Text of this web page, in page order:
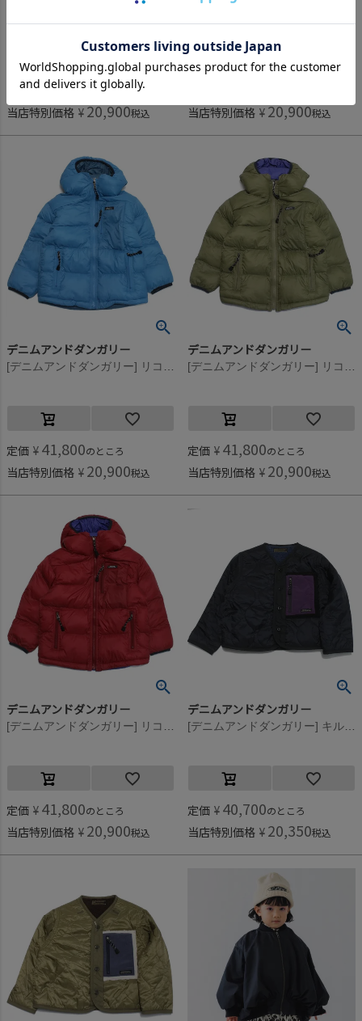
定価 ¥ 20,900 のところ
当店特別価格 ¥20,900税込 当店特別価格 ¥20,900税込
デニムアンドダンガリー
定価 ¥ 41,800のところ
当店特別価格 ¥ 20,900税込
デニムアンドダンガリー
定価 ¥ 41,800のところ
当店特別価格 ¥ 20,900税込
デニムアンドダンガリー
定価 ¥ 41,800のところ
当店特別価格 ¥ 20,900税込
デニムアンドダンガリー
定価 ¥ 40,700のところ
当店特別価格 ¥ 20,350税込